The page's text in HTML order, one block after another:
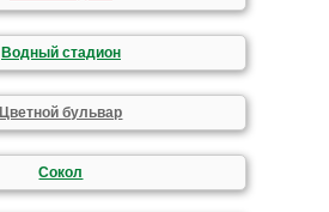
Водный стадион
Цветной бульвар
Сокол